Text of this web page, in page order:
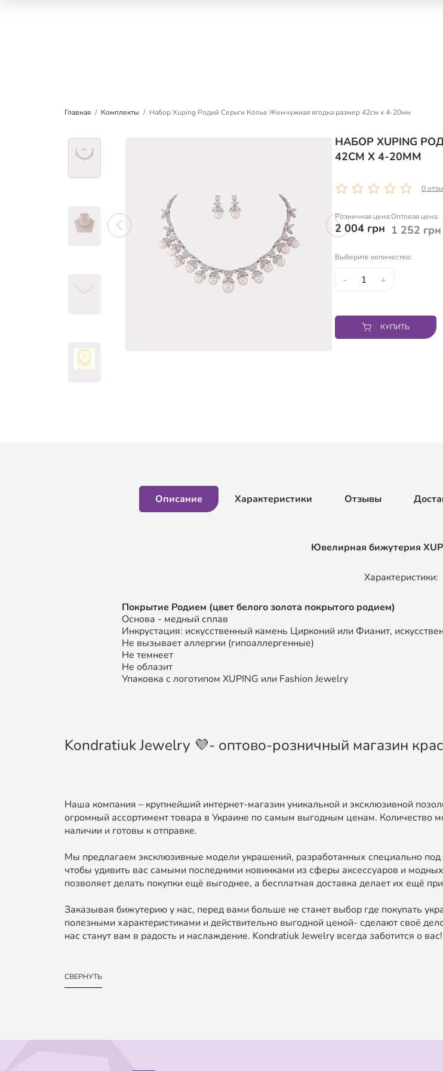
Главная Комплекты Набор Xuping Родий Серьги Колье Жемчужная ягодка размер 42см х 4-20мм
НАБОР XUPING
42СМ Х 4-20ММ
0
Розничная цена:
2 004грн
Оптовая цена:
1 252 грн
Выберите количество:
- +
КУПИТЬ
Описание Характеристики Отзывы
Ювелирная бижутерия
Характеристики:
Покрытие Родием (цвет белого золота покрытого родием)
Основа - медный сплав
Инкрустация: искусственный камень Цирконий или Фианит,
Не вызывает аллергии (гипоаллергенные)
Не темнеет
Не облазит
Упаковка с логотипом XUPING или Fashion Jewelry
Kondratiuk Jewelry 💜- оптово-розничный магазин
Наша компания – крупнейший интернет-магазин уникальной и эксклюзивной
огромный ассортимент товара в Украине по самым выгодным ценам. Количество
наличии и готовы к отправке.
Мы предлагаем эксклюзивные модели украшений, разработанных специально
чтобы удивить вас самыми последними новинками из сферы аксессуаров и
позволяет делать покупки ещё выгоднее, а бесплатная доставка делает их ещё
Заказывая бижутерию у нас, перед вами больше не станет выбор где покупать
полезными характеристиками и действительно выгодной ценой- сделают своё
нас станут вам в радость и наслаждение. Kondratiuk Jewelry всегда заботится о вас!
СВЕРНУТЬ